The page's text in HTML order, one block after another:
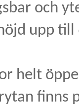
och
upp till
helt
finns